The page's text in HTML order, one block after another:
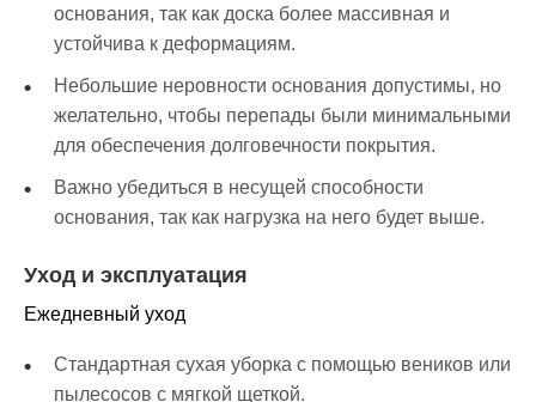
основания, так как доска более массивная и
устойчива к деформациям.
Небольшие неровности основания допустимы, но
желательно, чтобы перепады были минимальными
для обеспечения долговечности покрытия.
Важно убедиться в несущей способности
основания, так как нагрузка на него будет выше.
Уход и эксплуатация
Ежедневный уход
Стандартная сухая уборка с помощью веников или
пылесосов с мягкой щеткой.